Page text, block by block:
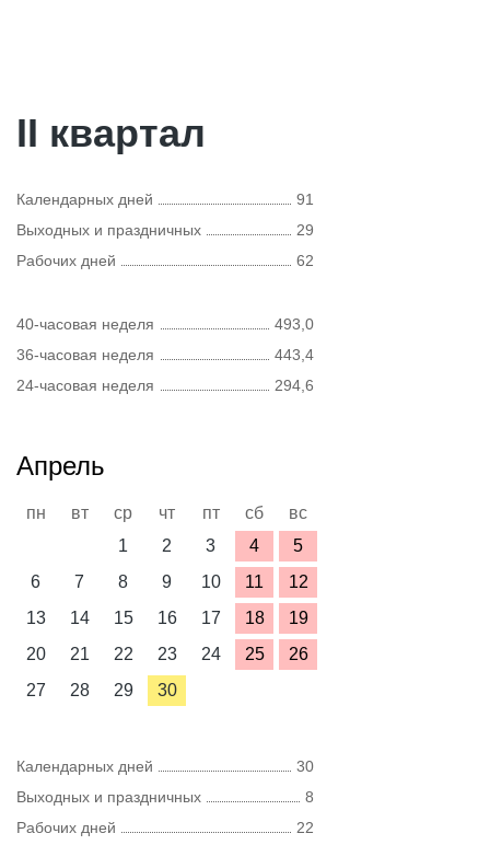
II квартал
Календарных дней
91
Выходных и праздничных
29
Рабочих дней
62
40-часовая неделя
493,0
36-часовая неделя
443,4
24-часовая неделя
294,6
Апрель
пн вт ср чт пт сб
вс
1
2 3 4
5
6
7 8 9 10 11
12
13
14 15 16 17 18
19
20
21 22 23 24 25
26
27
28 29 30
Календарных дней
30
Выходных и праздничных
8
Рабочих дней
22